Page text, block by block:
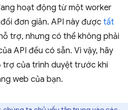
hoạt động từ một worker
đơn giản. API này được tất
trợ, nhưng có thể không phải
API đều có sẵn. Vì vậy, hãy
trợ của trình duyệt trước khi
web của bạn.